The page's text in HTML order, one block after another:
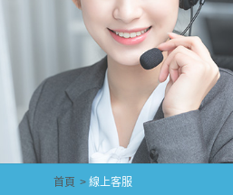
首頁 線上客服